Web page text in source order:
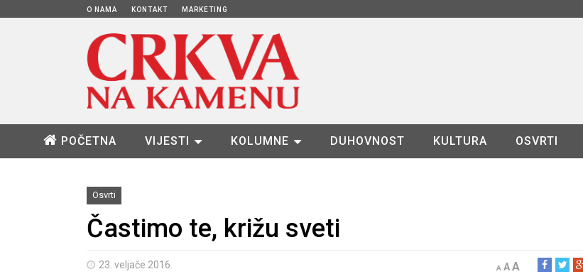
O NAMA KONTAKT MARKETING
POČETNA VIJESTI KOLUMNE DUHOVNOST KULTURA OSVRTI
Osvrti
Častimo te, križu sveti
23. veljače 2016. A AA